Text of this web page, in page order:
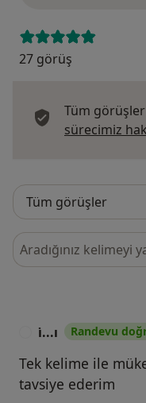
27 görüş
Tüm
sürecimiz
Görüşler içerisinde ara
i̇...ı Randevu
Tek kelime ile
tavsiye ederim